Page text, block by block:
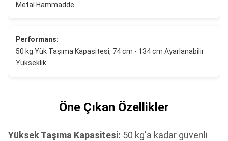
Metal Hammadde
Performans:
50 kg Yük Taşıma Kapasitesi, 74 cm - 134 cm Ayarlanabilir
Yükseklik
Öne Çıkan Özellikler
Yüksek Taşıma Kapasitesi: 50 kg'a kadar güvenli